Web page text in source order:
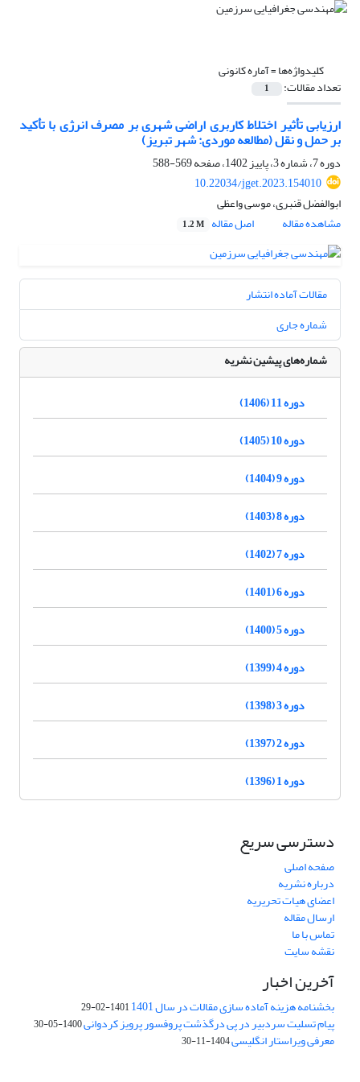
کلیدواژه‌ها =آماره کانونی
تعداد مقالات: 1
ارزیابی تأثیر اختلاط کاربری اراضی شهری بر مصرف انرژی با تأکید
بر حمل و نقل (مطالعه موردی: شهر تبریز)
دوره 7، شماره 3، پاییز 1402، صفحه
569-588
10.22034/jget.2023.154010
ابوالفضل قنبری، موسی واعظی
مشاهده مقاله
اصل مقاله 1.2 M
مقالات آماده انتشار
شماره جاری
شماره‌های پیشین نشریه
دوره 11 (1406)
دوره 10 (1405)
دوره 9 (1404)
دوره 8 (1403)
دوره 7 (1402)
دوره 6 (1401)
دوره 5 (1400)
دوره 4 (1399)
دوره 3 (1398)
دوره 2 (1397)
دوره 1 (1396)
دسترسی سریع
صفحه اصلی
درباره نشریه
اعضای هیات تحریریه
ارسال مقاله
تماس با ما
نقشه سایت
آخرین اخبار
بخشنامه هزینه آماده سازی مقالات در سال 1401 1401-02-29
پیام تسلیت سردبیر در پی درگذشت پروفسور پرویز کردوانی1400-05-30
معرفی ویراستار انگلیسی1404-11-30